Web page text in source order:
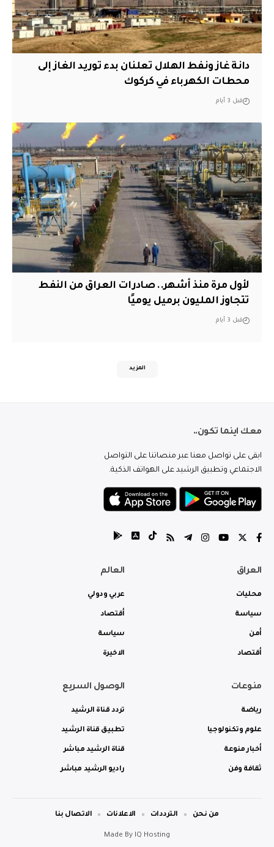
دانة غاز ونفط الهلال تعلنان بدء توريد الغاز إلى
محطات الكهرباء في كركوك
قبل 3 أيام
لأول مرة منذ أشهر.. صادرات العراق من النفط
تتجاوز المليون برميل يوميًا
قبل 3 أيام
المزيد
معك اينما تكون..
ابقى على تواصل معنا عبر منصاتنا على التواصل
الاجتماعي وتطبيق الرشيد على الهواتف الذكية.
العراق
محليات
سياسة
أمن
أقتصاد
العالم
عربي ودولي
أقتصاد
سياسة
الاخيرة
منوعات
رياضة
علوم وتكنولوجيا
أخبار منوعة
ثقافة وفن
الوصول السريع
تردد قناة الرشيد
تطبيق قناة الرشيد
قناة الرشيد مباشر
راديو الرشيد مباشر
Made By IQ Hosting
من نحن الترددات الاعلانات الاتصال بنا